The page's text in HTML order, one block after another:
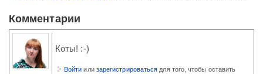
Комментарии
Коты! :-)
Войти или зарегистрироваться для того, чтобы оставить